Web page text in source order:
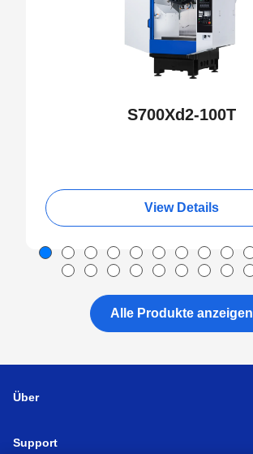
S700Xd2-100T
View Details
Alle Produkte anzeigen
Über
Support